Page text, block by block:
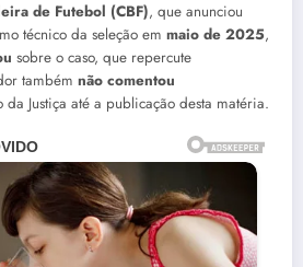
de Futebol (CBF), que anunciou
técnico da seleção em maio de 2025,
sobre o caso, que repercute
também não comentou
da Justiça até a publicação desta matéria.